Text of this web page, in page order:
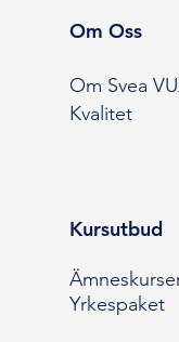
Om Oss
Om Svea
Kvalitet
Kursutbud
Yrkespaket